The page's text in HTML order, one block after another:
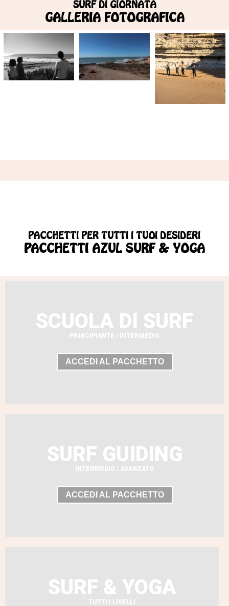
SURF DI GIORNATA
GALLERIA FOTOGRAFICA
PACCHETTI PER TUTTI I TUOI DESIDERI
PACCHETTI AZUL SURF & YOGA
SCUOLA DI SURF
PRINCIPIANTE / INTERMEDIO
ACCEDI AL PACCHETTO
SURF GUIDING
INTERMEDIO / AVANZATO
ACCEDI AL PACCHETTO
SURF & YOGA
TUTTI I LIVELLI